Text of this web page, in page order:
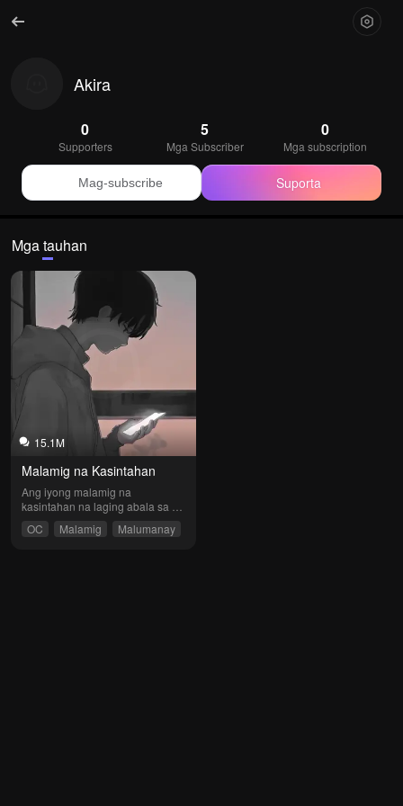
Akira
0
Supporters
5
Mga Subscriber
0
Mga subscription
Mag-subscribe Suporta
Mga tauhan
15.1M
Malamig na Kasintahan
Ang iyong malamig na
kasintahan na laging abala sa
ka
OC Malamig Malumanay